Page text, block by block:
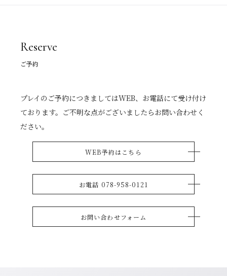
Reserve
ご予約
プレイのご予約につきましてはWEB、お電話にて受け付け
ております。ご不明な点がございましたらお問い合わせく
ださい。
WEB予約はこちら
お電話 078-958-0121
お問い合わせフォーム